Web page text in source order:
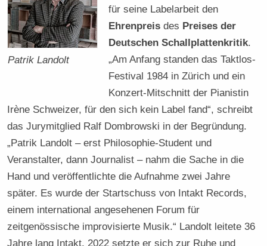
Patrik Landolt
für seine Labelarbeit den
Ehrenpreis des Preises der
Deutschen Schallplattenkritik.
„Am Anfang standen das Taktlos-
Festival 1984 in Zürich und ein
Konzert-Mitschnitt der Pianistin
Irène Schweizer, für den sich kein Label fand“, schreibt
das Jurymitglied Ralf Dombrowski in der Begründung.
„Patrik Landolt – erst Philosophie-Student und
Veranstalter, dann Journalist – nahm die Sache in die
Hand und veröffentlichte die Aufnahme zwei Jahre
später. Es wurde der Startschuss von Intakt Records,
einem international angesehenen Forum für
zeitgenössische improvisierte Musik.“ Landolt leitete 36
Jahre lang Intakt. 2022 setzte er sich zur Ruhe und